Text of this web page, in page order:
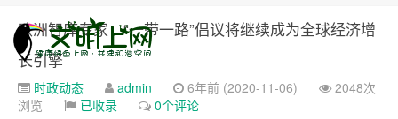
欧洲智库专家：“一带一路”倡议将继续成为全球经济增
长引擎
时政动态 admin 6年前 (2020-11-06)
2048次
浏览
已收录 0个评论